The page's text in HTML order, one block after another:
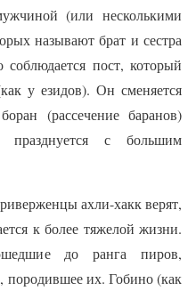
(или несколькими
называют брат и сестра
пост, который
у езидов). Он сменяется
(рассечение баранов)
празднуется с большим
ахли-хакк верят,
к более тяжелой жизни.
до ранга пиров,
породив­шее их. Гобино (как